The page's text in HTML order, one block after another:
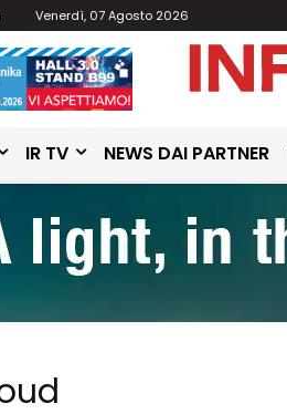
Venerdì, 07 Agosto 2026
IR TV NEWS DAI PARTNER